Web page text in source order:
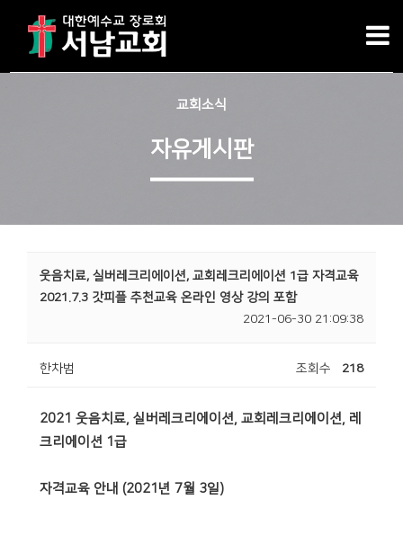
교회소식
자유게시판
웃음치료, 실버레크리에이션, 교회레크리에이션 1급 자격교육
2021.7.3 갓피플 추천교육 온라인 영상 강의 포함
2021-06-30 21:09:38
한차범 조회수 218
2021 웃음치료, 실버레크리에이션, 교회레크리에이션, 레
크리에이션 1급
자격교육 안내 (2021년 7월 3일)